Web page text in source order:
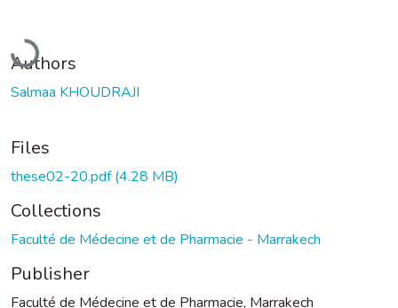
Loading...
Authors
Salmaa KHOUDRAJI
Files
these02-20.pdf(4.28 MB)
Collections
Faculté de Médecine et de Pharmacie - Marrakech
Publisher
Faculté de Médecine et de Pharmacie, Marrakech